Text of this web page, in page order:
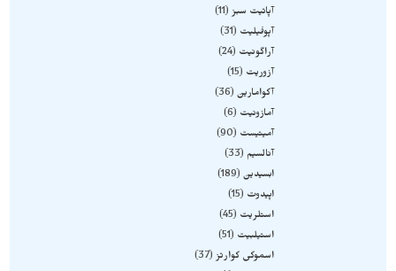
آپاتیت سبز 11
آپوفیلیت
31
آراگونیت
24
آزوریت
15
آکوامارین 36
آمازونیت
6
آمیتیست
90
آنالسیم
33
ابسیدین 189
اپیدوت
15
استلریت
45
استیلبیت
51
اسموکی کوارتز 37